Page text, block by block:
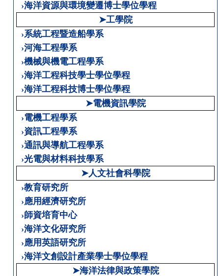
›海洋資源與環境變遷博士學位學程
➤工學院
›系統工程暨造船學系
›河海工程學系
›機械與機電工程學系
›海洋工程科技學士學位學程
›海洋工程科技博士學位學程
➤電機資訊學院
›電機工程學系
›資訊工程學系
›通訊與導航工程學系
›光電與材料科技學系
➤人文社會科學院
›教育研究所
›應用經濟研究所
›師資培育中心
›海洋文化研究所
›應用英語研究所
›海洋文創設計產業學士學位學程
➤海洋法律與政策學院